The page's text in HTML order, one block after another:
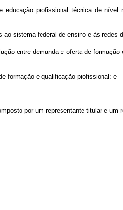
profissional técnica de nível
sistema federal de ensino e às
entre demanda e oferta de
formação e qualificação profissional; e
por um representante titular e um